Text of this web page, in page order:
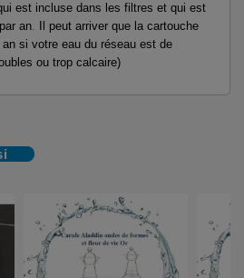
est incluse dans les filtres et qui est
an Il peut arriver que la cartouche
si votre eau du réseau est de
ou trop calcaire)